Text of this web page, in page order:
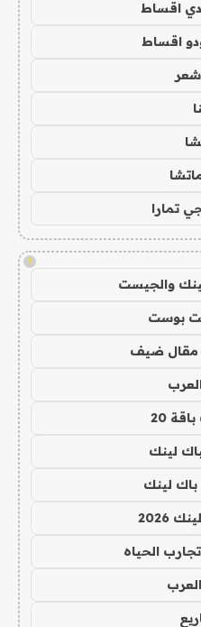
اقساط
اقساط
شعر
تمارا
!
والجيست
بوست
20
لينك
باك لينك
2026
الحياه